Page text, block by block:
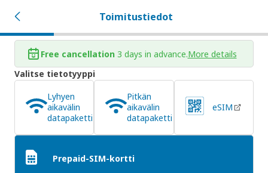
Toimitustiedot
Free cancellation 3 days in advance.More details
Valitse tietotyyppi
Lyhyen
aikavälin
datapaketti
Pitkän
aikavälin
datapaketti
eSIM
Prepaid-SIM-kortti